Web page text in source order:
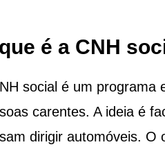
é a CNH
social é um programa
carentes. A ideia é
dirigir automóveis. O